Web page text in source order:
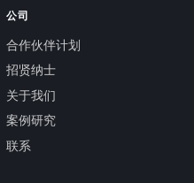
公司
合作伙伴计划
招贤纳士
关于我们
案例研究
联系